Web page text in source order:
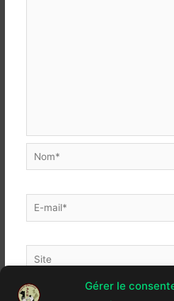
Gérer le
Nom*
E-
mail*
Site